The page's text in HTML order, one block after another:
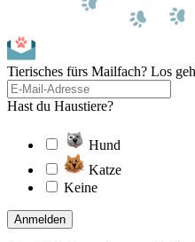
Tierisches fürs Mailfach? Los
Hast du Haustiere?
Hund
Katze
Keine
Anmelden